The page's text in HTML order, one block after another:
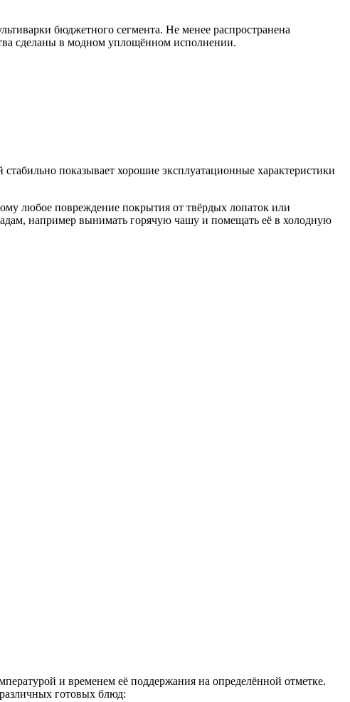
бюджетного сегмента. Не менее распространена
сделаны в модном уплощённом исполнении.
показывает хорошие эксплуатационные характеристики
любое повреждение покрытия от твёрдых лопаток или
например вынимать горячую чашу и помещать её в холодную
и временем её поддержания на определённой отметке.
готовых блюд: